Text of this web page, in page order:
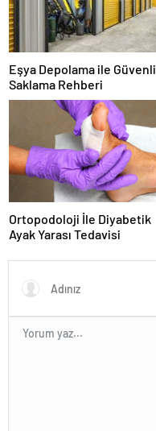
Eşya Depolama ile Güvenli
Saklama Rehberi
Ortopodoloji İle Diyabetik
Ayak Yarası Tedavisi